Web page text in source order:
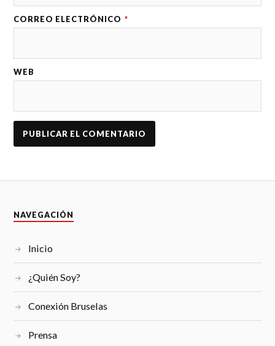
CORREO ELECTRÓNICO *
WEB
NAVEGACIÓN
Inicio
¿Quién Soy?
Conexión Bruselas
Prensa